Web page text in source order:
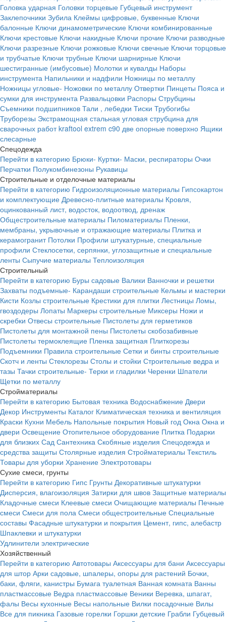
Головка ударная Головки торцевые Губцевый инструмент
Заклепочники Зубила Клеймы цифровые, буквенные Ключи
балонные Ключи динамометрические Ключи комбинированные
Ключи крестовые Ключи накидные Ключи прочие Ключи разводные
Ключи разрезные Ключи рожковые Ключи свечные Ключи торцовые
и трубчатые Ключи трубные Ключи шарнирные Ключи
шестигранные (имбусовые) Молотки и кувалды Наборы
инструмента Напильники и надфили Ножницы по металлу
Ножницы угловые- Ножовки по металлу Отвертки Пинцеты Пояса и
сумки для инструмента Развальцовки Распоры Струбцины
Съемники подшипников Тали , лебедки Тиски Трубогибы
Труборезы Экстрамощная стальная угловая струбцина для
сварочных работ kraftool extrem c90 две опорные поверхно Ящики
слесарные
Спецодежда
Перейти в категорию Брюки- Куртки- Маски, респираторы Очки
Перчатки Полукомбинезоны Рукавицы
Строительные и отделочные материалы
Перейти в категорию Гидроизоляционные материалы Гипсокартон
и комплектующие Древесно-плитные материалы Кровля,
оцинкованный лист, водосток, водоотвод, дренаж
Общестроительные материалы Пиломатериалы Пленки,
мембраны, укрывочные и отражающие материалы Плитка и
керамогранит Потолки Профили штукатурные, специальные
профили Стеклосетки, серпянки, углозащитные и специальные
ленты Сыпучие материалы Теплоизоляция
Строительный
Перейти в категорию Буры садовые Валики Ванночки и решетки
Захваты подъемные- Карандаши строительные Кельмы и мастерки
Кисти Козлы строительные Крестики для плитки Лестницы Ломы,
гвоздодеры Лопаты Маркеры строительные Миксеры Ножи и
скребки Отвесы строительные Пистолеты для герметиков
Пистолеты для монтажной пены Пистолеты скобозабивные
Пистолеты термоклеящие Пленка защитная Плиткорезы
Подъемники Правила строительные Сетки и бинты строительные
Скотч и ленты Стеклорезы Столы и стойки Строительные ведра и
тазы Тачки строительные- Терки и гладилки Черенки Шпатели
Щетки по металлу
Стройматериалы
Перейти в категорию Бытовая техника Водоснабжение Двери
Декор Инструменты Каталог Климатическая техника и вентиляция
Краски Кухни Мебель Напольные покрытия Новый год Окна Окна и
двери Освещение Отопительное оборудование Плитка Подарки
для близких Сад Сантехника Скобяные изделия Спецодежда и
средства защиты Столярные изделия Стройматериалы Текстиль
Товары для уборки Хранение Электротовары
Сухие смеси, грунты
Перейти в категорию Гипс Грунты Декоративные штукатурки
Дисперсия, влагоизоляция Затирки для швов Защитные материалы
Кладочные смеси Клеевые смеси Очищающие материалы Печные
смеси Смеси для пола Смеси общестроительные Специальные
составы Фасадные штукатурки и покрытия Цемент, гипс, алебастр
Шпаклевки и штукатурки
Удлинители электрические
Хозяйственный
Перейти в категорию Автотовары Аксессуары для бани Аксессуары
для штор Арки садовые, шпалеры, опоры для растений Бочки,
баки, фляги, канистры Бумага туалетная Ванная комната Ванны
пластмассовые Ведра пластмассовые Веники Веревка, шпагат,
фалы Весы кухонные Весы напольные Вилки посадочные Вилы
Все для пикника Газовые горелки Горшки детские Грабли Губцевый